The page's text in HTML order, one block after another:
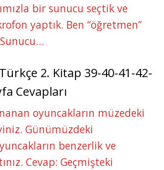
bir sunucu seçtik ve
yaptık. Ben “öğretmen”
Türkçe 2. Kitap 39-40-41-42-
Cevapları
oyuncakların müzedeki
Günümüzdeki
benzerlik ve
Cevap: Geçmişteki